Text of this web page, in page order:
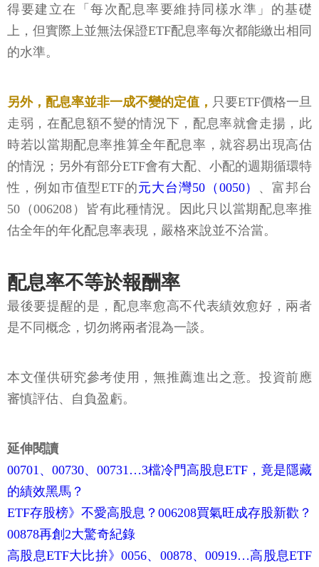
得要建立在「每次配息率要維持同樣水準」的基礎
上，但實際上並無法保證ETF配息率每次都能繳出相同
的水準。
另外，配息率並非一成不變的定值， 只要ETF價格一旦
走弱，在配息額不變的情況下，配息率就會走揚，此
時若以當期配息率推算全年配息率，就容易出現高估
的情況；另外有部分ETF會有大配、小配的週期循環特
性，例如市值型ETF的元大台灣50（0050） 、富邦台
50（006208）皆有此種情況。因此只以當期配息率推
估全年的年化配息率表現，嚴格來說並不洽當。
配息率不等於報酬率
最後要提醒的是，配息率愈高不代表績效愈好，兩者
是不同概念，切勿將兩者混為一談。
本文僅供研究參考使用，無推薦進出之意。投資前應
審慎評估、自負盈虧。
延伸閱讀
00701、00730、00731…3檔冷門高股息ETF，竟是隱藏
的績效黑馬？
ETF存股榜》不愛高股息？006208買氣旺成存股新歡？
00878再創2大驚奇紀錄
高股息ETF大比拚》0056、00878、00919…高股息ETF